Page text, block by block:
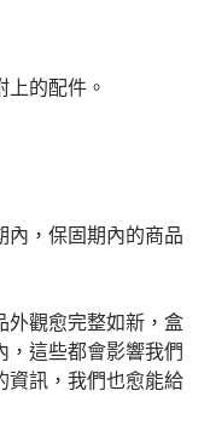
的配件。
內，保固期內的商品
外觀愈完整如新，盒
，這些都會影響我們
資訊，我們也愈能給